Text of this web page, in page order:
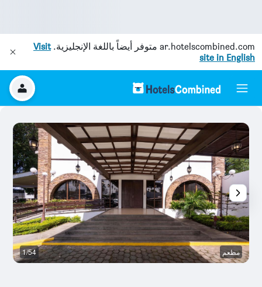
ar.hotelscombined.com متوفر أيضاً باللغة الإنجليزية.Visit
site in English
مطعم 1/54